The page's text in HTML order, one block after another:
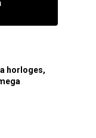
horloges,